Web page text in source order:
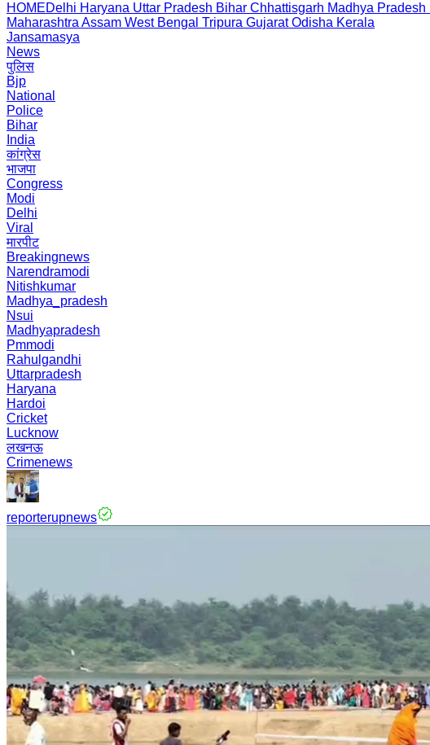
HOMEDelhi Haryana Uttar Pradesh Bihar Chhattisgarh Madhya Pradesh
Maharashtra Assam West Bengal Tripura Gujarat Odisha Kerala
Jansamasya
News
पुलिस
Bjp
National
Police
Bihar
India
कांग्रेस
भाजपा
Congress
Modi
Delhi
Viral
मारपीट
Breakingnews
Narendramodi
Nitishkumar
Madhya_pradesh
Nsui
Madhyapradesh
Pmmodi
Rahulgandhi
Uttarpradesh
Haryana
Hardoi
Cricket
Lucknow
लखनऊ
Crimenews
reporterupnews